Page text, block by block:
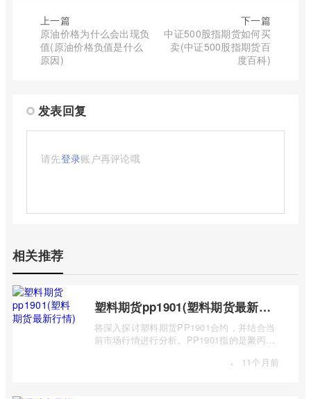
上一篇
原油价格为什么会出现负
值(原油价格负值是什么
原因)
下一篇
中证500股指期货如何买
卖(中证500股指期货百
度百科)
发表回复
请先登录账户再评论哦
相关推荐
塑料期货pp1901(塑料期货最新行情)
将深入探讨塑料期货PP1901合约，并结合当
前市场行情进行分析。PP1901指的是聚丙烯
· 11个月前